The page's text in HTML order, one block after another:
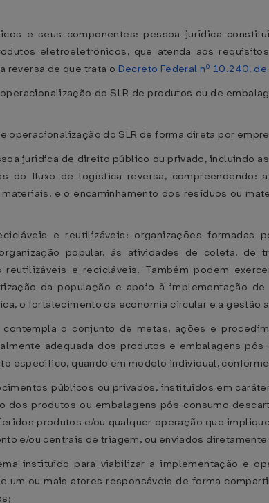
e seus componentes: pessoa jurídica
eletroeletrônicos, que atenda aos
reversa de que trata o Decreto Federal nº 10.240,
do SLR de produtos ou de
do SLR de forma direta por
jurídica de direito público ou privado, incluindo
do fluxo de logística reversa, compreendendo:
e o encaminhamento dos resíduos ou
e reutilizáveis: organizações
popular, às atividades de coleta, de
e recicláveis. Também podem
da população e apoio à implementação
o fortalecimento da economia circular e a gestão
o conjunto de metas, ações e
adequada dos produtos e embalagens
específico, quando em modelo individual,
públicos ou privados, instituídos em
dos produtos ou embalagens pós-consumo
produtos e/ou qualquer operação que
e/ou centrais de triagem, ou enviados
instituído para viabilizar a implementação e
um ou mais atores responsáveis de forma